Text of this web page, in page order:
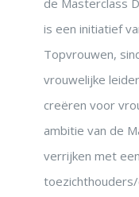
is een initiatief
Topvrouwen,
vrouwelijke
creëren voor
ambitie van de
verrijken met